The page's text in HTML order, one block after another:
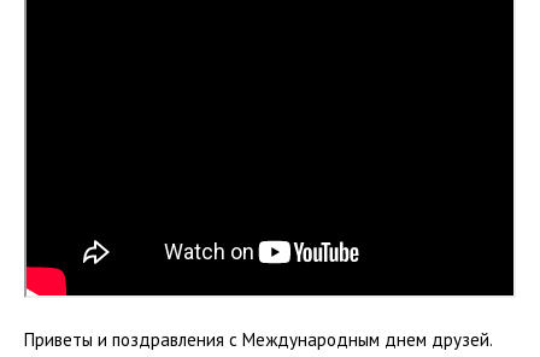
Приветы и поздравления с Международным днем друзей.